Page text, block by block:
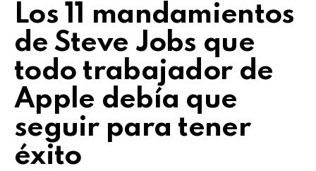
Los 11 mandamientos
de Steve Jobs que
todo trabajador de
Apple debía que
seguir para tener
éxito